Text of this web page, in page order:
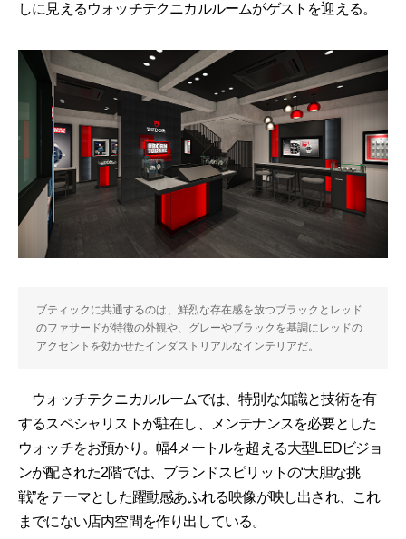
しに見えるウォッチテクニカルルームがゲストを迎える。
ブティックに共通するのは、鮮烈な存在感を放つブラックとレッド
のファサードが特徴の外観や、グレーやブラックを基調にレッドの
アクセントを効かせたインダストリアルなインテリアだ。
ウォッチテクニカルルームでは、特別な知識と技術を有
するスペシャリストが駐在し、メンテナンスを必要とした
ウォッチをお預かり。幅4メートルを超える大型LEDビジョ
ンが配された2階では、ブランドスピリットの“大胆な挑
戦”をテーマとした躍動感あふれる映像が映し出され、これ
までにない店内空間を作り出している。